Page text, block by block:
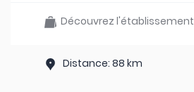
Découvrez l'établissement
Distance: 88 km